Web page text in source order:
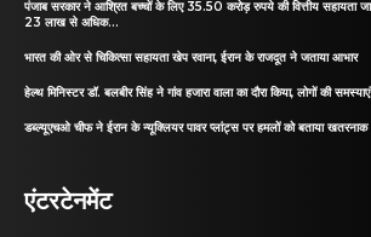
पंजाब सरकार ने आश्रित बच्चों के लिए 35.50 करोड़ रुपये की वित्तीय सहायता
23 लाख से अधिक...
भारत की ओर से चिकित्सा सहायता खेप रवाना, ईरान के राजदूत ने जताया आभार
हेल्थ मिनिस्टर डॉ. बलबीर सिंह ने गांव हजारा वाला का दौरा किया, लोगों की
डब्ल्यूएचओ चीफ ने ईरान के न्यूक्लियर पावर प्लांट्स पर हमलों को बताया खतरनाक
एंटरटेनमेंट